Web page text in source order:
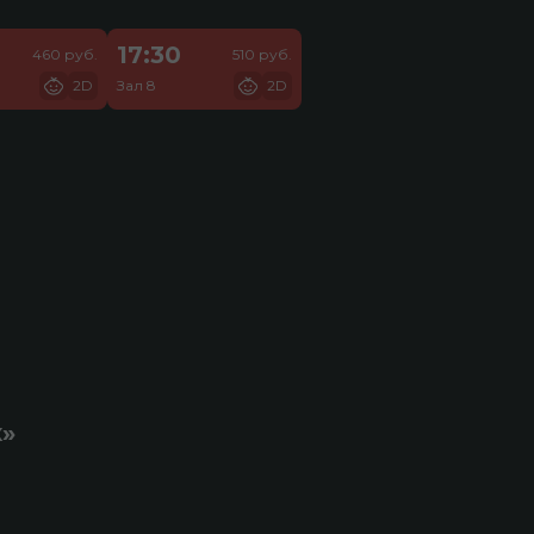
460 руб.
2D
17:30
Зал 8
510 руб.
2D